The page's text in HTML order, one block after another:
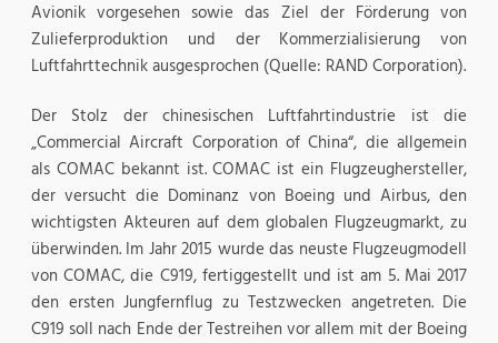
Avionik vorgesehen sowie das Ziel der Förderung von
Zulieferproduktion und der Kommerzialisierung von
Luftfahrttechnik ausgesprochen (Quelle: RAND Corporation).
Der Stolz der chinesischen Luftfahrtindustrie ist die
„Commercial Aircraft Corporation of China“, die allgemein
als COMAC bekannt ist. COMAC ist ein Flugzeughersteller,
der versucht die Dominanz von Boeing und Airbus, den
wichtigsten Akteuren auf dem globalen Flugzeugmarkt, zu
überwinden. Im Jahr 2015 wurde das neuste Flugzeugmodell
von COMAC, die C919, fertiggestellt und ist am 5. Mai 2017
den ersten Jungfernflug zu Testzwecken angetreten. Die
C919 soll nach Ende der Testreihen vor allem mit der Boeing